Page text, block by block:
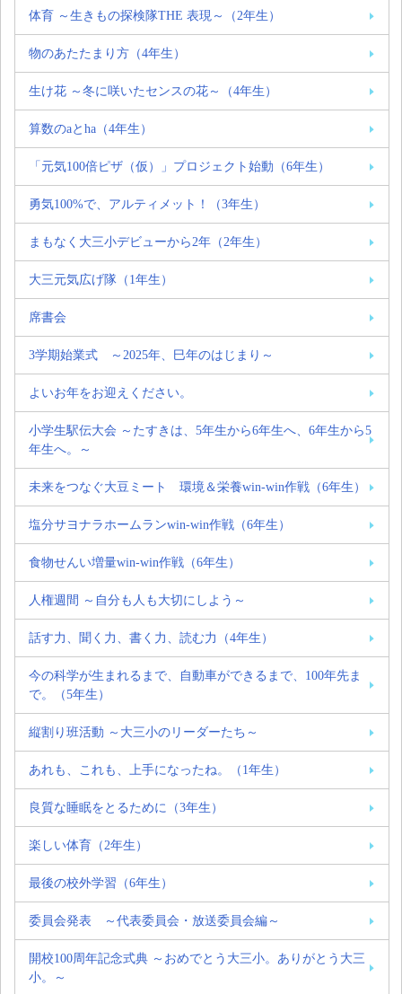
体育 ～生きもの探検隊THE 表現～（2年生）
物のあたたまり方（4年生）
生け花 ～冬に咲いたセンスの花～（4年生）
算数のaとha（4年生）
「元気100倍ピザ（仮）」プロジェクト始動（6年生）
勇気100%で、アルティメット！（3年生）
まもなく大三小デビューから2年（2年生）
大三元気広げ隊（1年生）
席書会
3学期始業式 ～2025年、巳年のはじまり～
よいお年をお迎えください。
小学生駅伝大会 ～たすきは、5年生から6年生へ、6年生から5
年生へ。～
未来をつなぐ大豆ミート 環境＆栄養win-win作戦（6年生）
塩分サヨナラホームランwin-win作戦（6年生）
食物せんい増量win-win作戦（6年生）
人権週間 ～自分も人も大切にしよう～
話す力、聞く力、書く力、読む力（4年生）
今の科学が生まれるまで、自動車ができるまで、100年先ま
で。（5年生）
縦割り班活動 ～大三小のリーダーたち～
あれも、これも、上手になったね。（1年生）
良質な睡眠をとるために（3年生）
楽しい体育（2年生）
最後の校外学習（6年生）
委員会発表 ～代表委員会・放送委員会編～
開校100周年記念式典 ～おめでとう大三小。ありがとう大三
小。～